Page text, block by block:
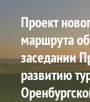
Проект
маршрута
заседании
развитию